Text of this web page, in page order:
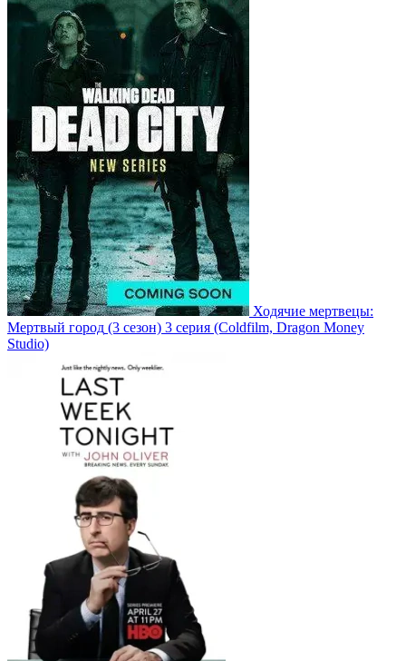
Ходячие мертвецы:
Мертвый город (3 сезон) 3 серия (Coldfilm, Dragon Money
Studio)